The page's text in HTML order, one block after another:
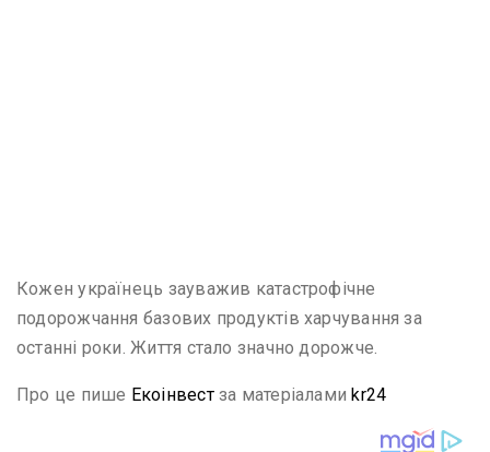
Кожен українець зауважив катастрофічне
подорожчання базових продуктів харчування за
останні роки. Життя стало значно дорожче.
Про це пише Екоінвестза матеріалами kr24